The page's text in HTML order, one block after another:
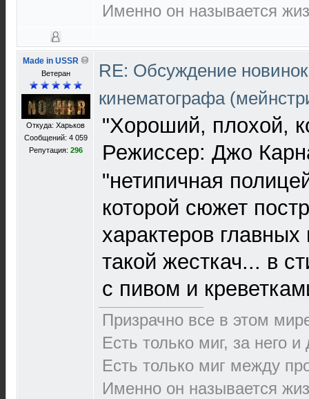
Именно он называется
Made in USSR
Ветеран
Откуда: Харьков
Сообщений: 4 059
Репутация: 296
RE: Обсуждение
кинематографа
"Хороший, плохой,
Режиссер: Джо
"нетипичная
которой сюжет
характеров главных
такой жесткач... в
с пивом и
Призрачно все в этом
Есть только миг, за него
Есть только миг между
Именно он называется